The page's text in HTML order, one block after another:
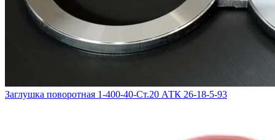
Заглушка поворотная 1-400-40-Ст.20 АТК 26-18-5-93